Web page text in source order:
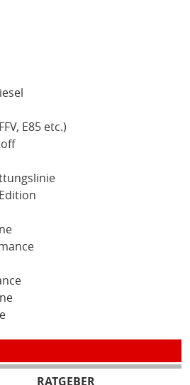
E85 etc.)
RATGEBER